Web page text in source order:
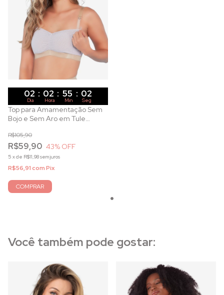
02 : 02 : 55 : 01
Dia Hora Min Seg
Top para Amamentação Sem
Bojo e Sem Aro em Tule
R$59,90
R$105,90
43% OFF
5 xde R$11,98sem juros
R$56,91comPix
COMPRAR
Você também pode gostar: